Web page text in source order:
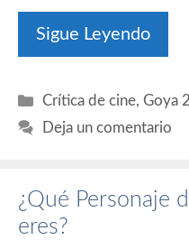
Sigue Leyendo
Categorías
Crítica de cine,Goya
Deja un comentario
¿Qué Personaje
eres?